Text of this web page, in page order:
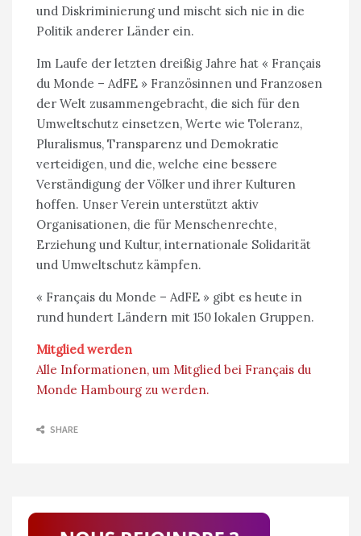
und Diskriminierung und mischt sich nie in die
Politik anderer Länder ein.
Im Laufe der letzten dreißig Jahre hat « Français
du Monde – AdFE » Französinnen und Franzosen
der Welt zusammengebracht, die sich für den
Umweltschutz einsetzen, Werte wie Toleranz,
Pluralismus, Transparenz und Demokratie
verteidigen, und die, welche eine bessere
Verständigung der Völker und ihrer Kulturen
hoffen. Unser Verein unterstützt aktiv
Organisationen, die für Menschenrechte,
Erziehung und Kultur, internationale Solidarität
und Umweltschutz kämpfen.
« Français du Monde – AdFE » gibt es heute in
rund hundert Ländern mit 150 lokalen Gruppen.
Mitglied werden
Alle Informationen, um Mitglied bei Français du
Monde Hambourg zu werden.
SHARE